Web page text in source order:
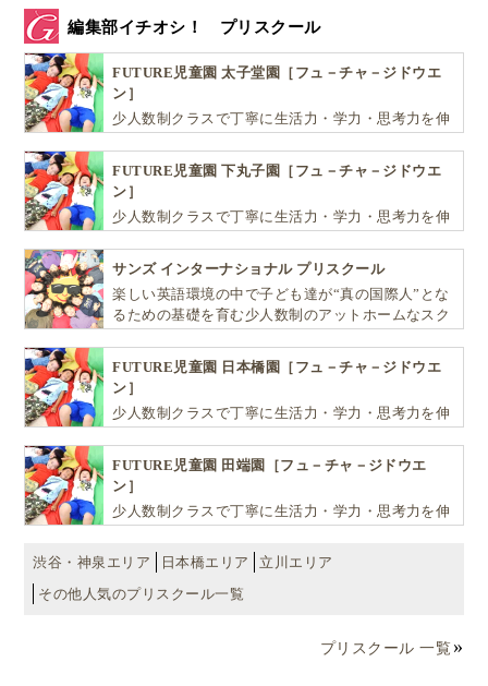
び、直接政治家に会って質問をしたり議論をするということも行
われる。
選挙期間には各政党が自分達の政策について話しをす
る「選挙小屋」が街の中心に立ちます
誰でもそこへ行き政策を聞いたり議論したりと市民の
政治参加の場となっています。
6年生の子ども達は授業の中でその小屋へ行き、質問
をしたり議論をしました。
各政党はコーヒーやお菓子などを用意して議論するこ
とを待っているので、授業の時間に思わぬお菓子のプ
レゼントをもらって、
○○政党も悪くはないな
などと言っていました(笑)
編集部イチオシ！ プリスクール
FUTURE児童園 太子堂園［フュ－チャ－ジドウエ
ン］
少人数制クラスで丁寧に生活力・学力・思考力を伸
FUTURE児童園 下丸子園［フュ－チャ－ジドウエ
ン］
少人数制クラスで丁寧に生活力・学力・思考力を伸
サンズ インターナショナル プリスクール
楽しい英語環境の中で子ども達が“真の国際人”とな
るための基礎を育む少人数制のアットホームなスク
FUTURE児童園 日本橋園［フュ－チャ－ジドウエ
ン］
少人数制クラスで丁寧に生活力・学力・思考力を伸
FUTURE児童園 田端園［フュ－チャ－ジドウエ
ン］
少人数制クラスで丁寧に生活力・学力・思考力を伸
渋谷・神泉エリア
日本橋エリア
立川エリア
その他人気のプリスクール一覧
プリスクール 一覧